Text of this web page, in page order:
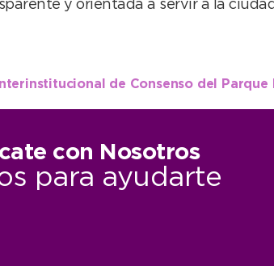
y orientada a servir a la
con Nosotros
para ayudarte